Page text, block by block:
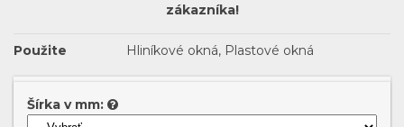
Šírka v mm:
zákazníka!
Použite Hliníkové okná, Plastové okná